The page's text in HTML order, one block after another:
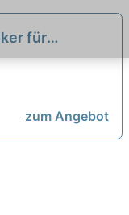
für
(w/m/x)
zum Angebot